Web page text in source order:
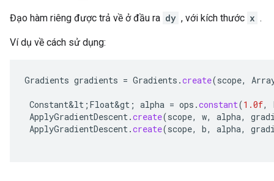
Đạo hàm riêng được trả về ở đầu ra dy , với kích thước x .
Ví dụ về cách sử dụng:
Gradients gradients = Gradients .create(scope,
Constant&lt ; Float&gt ; alpha = ops .constant(1.0f,
ApplyGradientDescent .create(scope, w, alpha,
ApplyGradientDescent .create(scope, b, alpha,